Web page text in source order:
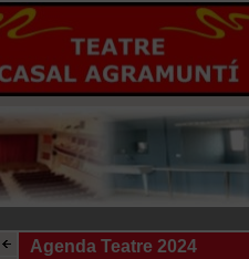
Agenda Teatre 2024